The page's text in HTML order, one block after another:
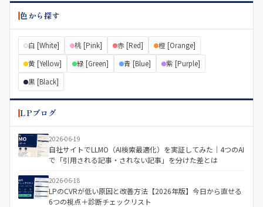
色から探す
白 [White] 桃 [Pink] 赤 [Red]
橙 [Orange]
黄 [Yellow]
緑 [Green] 青 [Blue]
紫 [Purple]
黒 [Black]
LPブログ
2026-06-19
自社サイトでLLMO（AI検索最適化）を実証してみた｜4つのAI
で「引用される記事・されない記事」を分けた差とは
2026-06-18
LPのCVRが低い原因と改善方法【2026年版】今日から直せる
6つの視点＋診断チェックリスト